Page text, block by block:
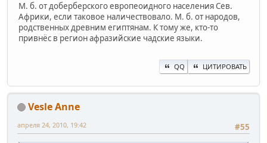
М. б. от доберберского европеоидного населения Сев.
Африки, если таковое наличествовало. М. б. от народов,
родственных древним египтянам. К тому же, кто-то
привнёс в регион афразийские чадские языки.
QQ ЦИТИРОВАТЬ
Vesle Anne
#55
апреля 24, 2010, 19:42